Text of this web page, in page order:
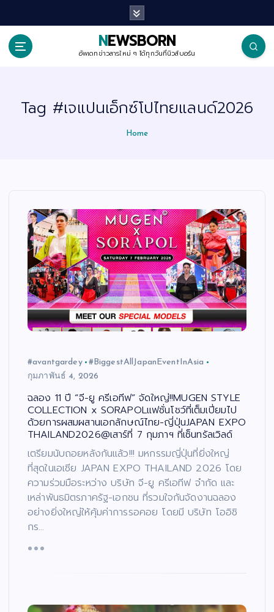
i
NEWSBORN
อัพเดทข่าวสารใหม่ ๆ ได้ทุกวันที่นิวส์บอร์น
Tag #เจแปนเอ็กซ์โปไทยแลนด์2026
Home
#avantgardey
#BiggestAllJapanEventInAsia
กุมภาพันธ์ 4, 2026
ฉลอง 11 ปี “จี-ยู ครีเอทีฟ” จัดใหญ่!!MUGEN STYLE
COLLECTION x SORAPOLแฟชั่นโชว์ที่เต็มเปี่ยมไป
ด้วยการผสมผสานเอกลักษณ์ไทย-ญี่ปุ่นJAPAN EXPO
THAILAND2026@เสาร์ที่ 7 กุมภาฯ ที่เซ็นทรัลเวิลด์
เตรียมนับถอยหลังกันแล้ว!!! มหกรรมญี่ปุ่นที่ยิ่งใหญ่
ที่สุดในเอเชีย JAPAN EXPO THAILAND 2026 โดย
ความร่วมมือระหว่าง บริษัท จี-ยู ครีเอทีฟ จำกัด และ
เหล่าพันธมิตรภาครัฐ-เอกชน ที่รวมใจกันจัดงานฉลอง
อย่างยิ่งใหญ่ให้คุ้มค่าการรอคอย โดยมี บริษัท โออิชิ
กร…